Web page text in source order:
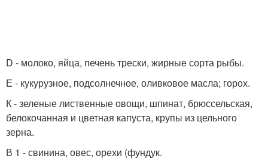
D - молоко, яйца, печень трески, жирные сорта рыбы.
Е - кукурузное, подсолнечное, оливковое масла; горох.
К - зеленые лиственные овощи, шпинат, брюссельская,
белокочанная и цветная капуста, крупы из цельного
зерна.
В 1 - свинина, овес, орехи (фундук.